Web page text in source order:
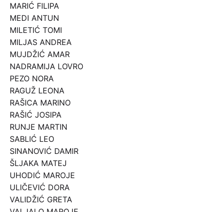
MARIĆ FILIPA
MEDI ANTUN
MILETIĆ TOMI
MILJAS ANDREA
MUJDŽIĆ AMAR
NADRAMIJA LOVRO
PEZO NORA
RAGUŽ LEONA
RAŠICA MARINO
RAŠIĆ JOSIPA
RUNJE MARTIN
SABLIĆ LEO
SINANOVIĆ DAMIR
ŠLJAKA MATEJ
UHODIĆ MAROJE
ULIČEVIĆ DORA
VALIDŽIĆ GRETA